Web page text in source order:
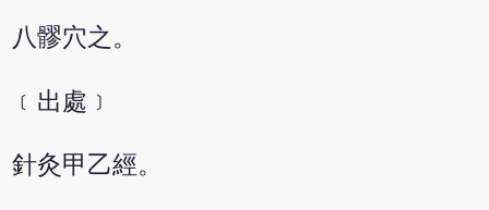
八髎穴之。
﹝出處﹞
針灸甲乙經。